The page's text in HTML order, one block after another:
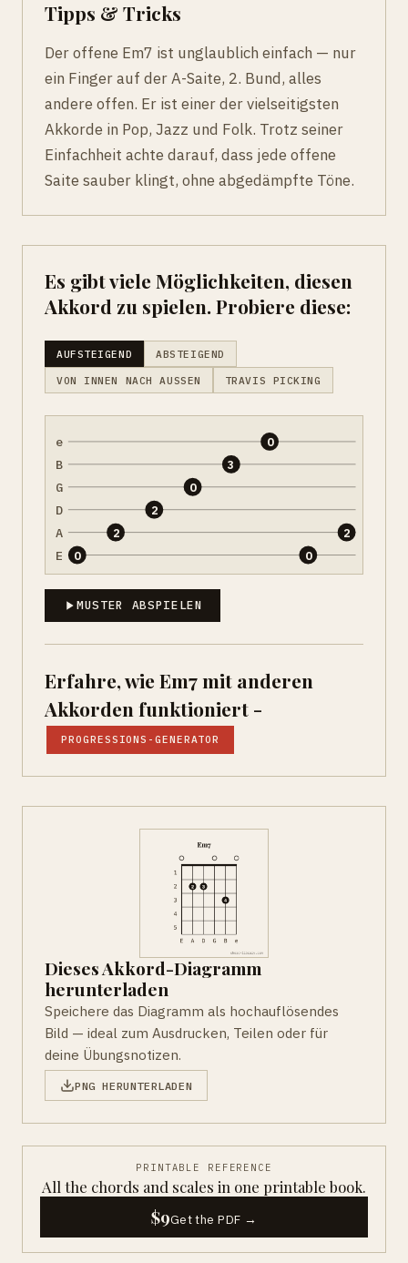
Tipps & Tricks
Der offene Em7 ist unglaublich einfach — nur
ein Finger auf der A-Saite, 2. Bund, alles
andere offen. Er ist einer der vielseitigsten
Akkorde in Pop, Jazz und Folk. Trotz seiner
Einfachheit achte darauf, dass jede offene
Saite sauber klingt, ohne abgedämpfte Töne.
Es gibt viele Möglichkeiten, diesen
Akkord zu spielen. Probiere diese:
AUFSTEIGEND ABSTEIGEND
VON INNEN NACH AUSSEN TRAVIS PICKING
e
B
G
D
A
E 0
2
2
0
3
0
0
2
MUSTER ABSPIELEN
Erfahre, wie Em7 mit anderen
Akkorden funktioniert -
PROGRESSIONS-GENERATOR
Dieses Akkord-Diagramm
herunterladen
Speichere das Diagramm als hochauflösendes
Bild — ideal zum Ausdrucken, Teilen oder für
deine Übungsnotizen.
PNG HERUNTERLADEN
PRINTABLE REFERENCE
All the chords and scales in one printable book.
$9Get the PDF →